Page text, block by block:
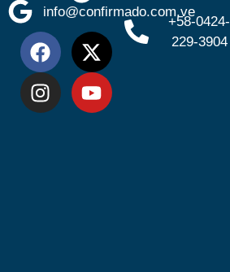
info@confirmado.com.ve
+58-0424-
229-3904